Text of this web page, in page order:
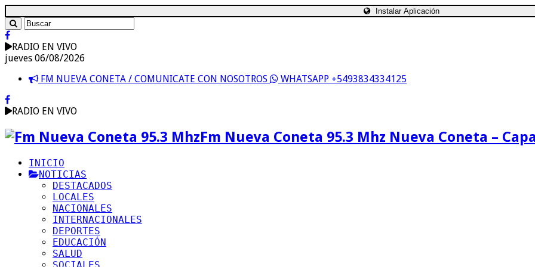
Instalar Aplicación
RADIO EN VIVO
jueves 06/08/2026
FM NUEVA CONETA / COMUNICATE CON NOSOTROS
WHATSAPP +5493834334125
RADIO EN VIVO
Fm Nueva Coneta 95.3 Mhz Nueva Coneta –
INICIO
NOTICIAS
DESTACADOS
LOCALES
NACIONALES
INTERNACIONALES
DEPORTES
EDUCACIÓN
SALUD